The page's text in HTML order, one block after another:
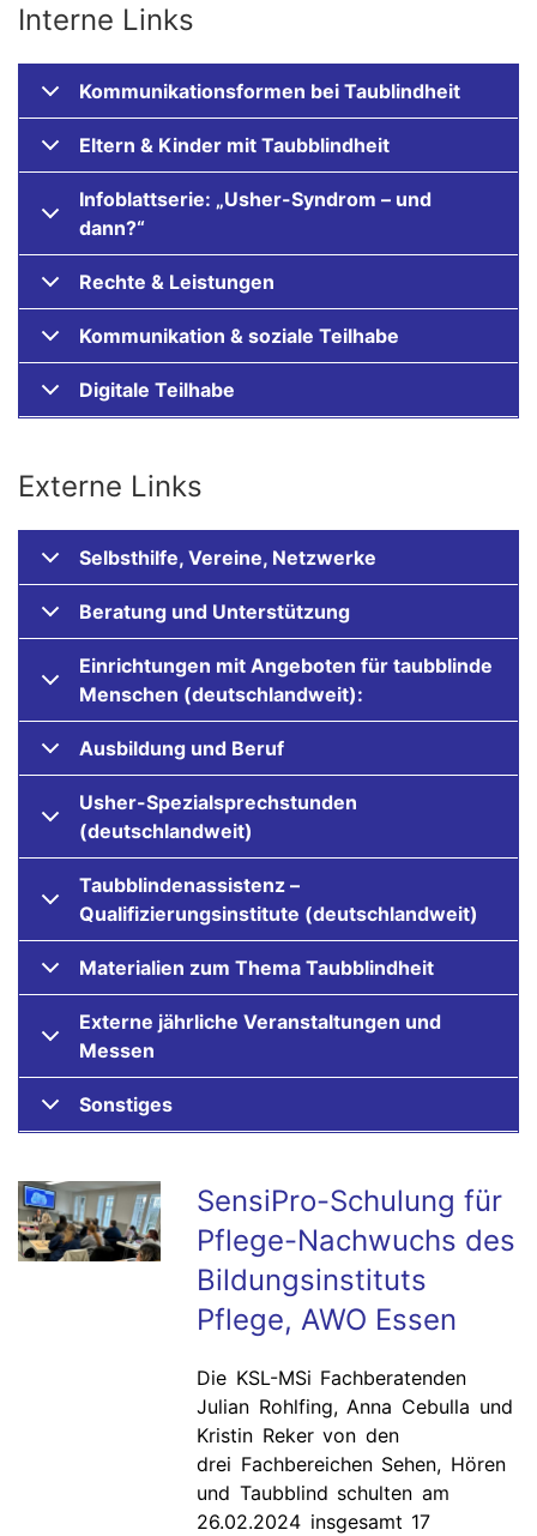
Interne Links
Kommunikationsformen bei Taublindheit
Eltern & Kinder mit Taubblindheit
Infoblattserie: „Usher-Syndrom – und
dann?“
Rechte & Leistungen
Kommunikation & soziale Teilhabe
Digitale Teilhabe
Externe Links
Selbsthilfe, Vereine, Netzwerke
Beratung und Unterstützung
Einrichtungen mit Angeboten für taubblinde
Menschen (deutschlandweit):
Ausbildung und Beruf
Usher-Spezialsprechstunden
(deutschlandweit)
Taubblindenassistenz –
Qualifizierungsinstitute (deutschlandweit)
Materialien zum Thema Taubblindheit
Externe jährliche Veranstaltungen und
Messen
Sonstiges
SensiPro-Schulung für
Pflege-Nachwuchs des
Bildungsinstituts
Pflege, AWO Essen
Die KSL-MSi Fachberatenden
Julian Rohlfing, Anna Cebulla und
Kristin Reker von den
drei Fachbereichen Sehen, Hören
und Taubblind schulten am
26.02.2024 insgesamt 17